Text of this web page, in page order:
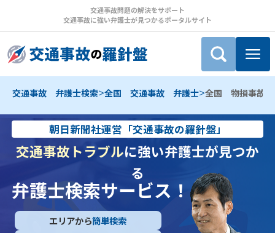
交通事故問題の解決をサポート
交通事故に強い弁護士が見つかるポータルサイト
交通事故 弁護士検索>全国 交通事故 弁護士>全国 物損事故
朝日新聞社運営「交通事故の羅針盤」
交通事故トラブルに強い弁護士が見つか
る
弁護士検索サービス！
エリアから簡単検索